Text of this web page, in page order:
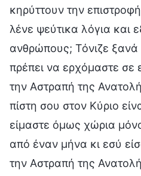
κηρύττουν την
λένε ψεύτικα λόγια και
ανθρώπους; Τόνιζε ξανά
πρέπει να ερχόμαστε
την Αστραπή της
πίστη σου στον Κύριο
είμαστε όμως χώρια
από έναν μήνα κι εσύ
την Αστραπή της